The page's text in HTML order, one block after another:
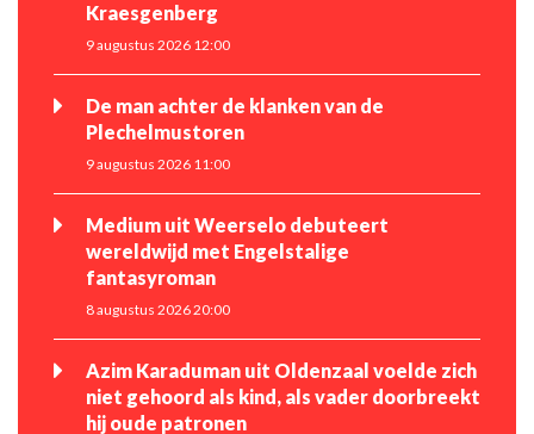
Kraesgenberg
9 augustus 2026 12:00
De man achter de klanken van de
Plechelmustoren
9 augustus 2026 11:00
Medium uit Weerselo debuteert
wereldwijd met Engelstalige
fantasyroman
8 augustus 2026 20:00
Azim Karaduman uit Oldenzaal voelde zich
niet gehoord als kind, als vader doorbreekt
hij oude patronen